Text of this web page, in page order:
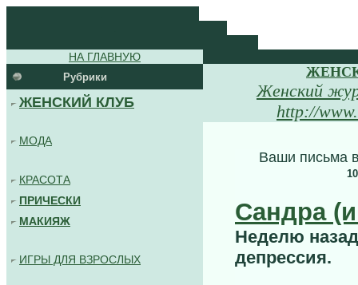
НА ГЛАВНУЮ
Рубрики
ЖЕНСКИЙ КЛУБ
МОДА
КРАСОТА
ПРИЧЕСКИ
МАКИЯЖ
ИГРЫ ДЛЯ ВЗРОСЛЫХ
Женский
http://
Ваши письма
Сандра
Неделю
депрессия.